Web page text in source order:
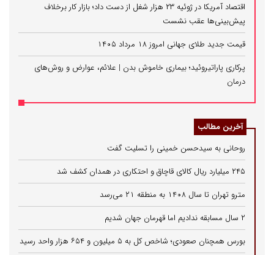
اقتصاد آمریکا در ژوئیه ۲۳ هزار شغل از دست داد؛ بازار کار برخلاف
پیش‌بینی‌ها عقب نشست
قیمت جدید طلای جهانی امروز ۱۸ مرداد ۱۴۰۵
پرکاری پاراتیروئید؛ بیماری خاموش بدن | علائم، عوارض و روش‌های
درمان
آخرین مطالب
روحانی به سیدحسن خمینی را تسلیت گفت
۲۴۵ میلیارد ریال کالای قاچاق و احتکاری در همدان کشف شد
مترو تهران تا سال ۱۴۰۸ به منطقه ۲۱ می‌رسد
۲ سال مسابقه ندادیم اما قهرمان جهان شدیم
بورس همچنان صعودی؛ شاخص کل به ۵ میلیون و ۶۵۴ هزار واحد رسید